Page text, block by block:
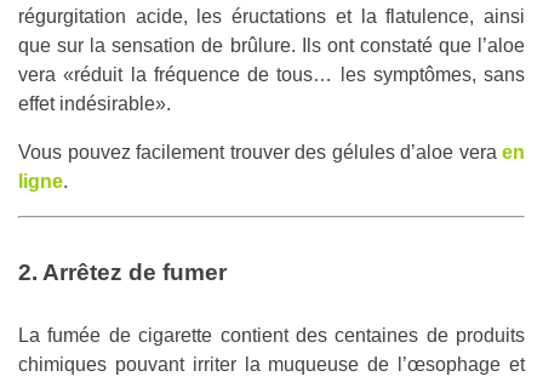
régurgitation acide, les éructations et la flatulence, ainsi
que sur la sensation de brûlure. Ils ont constaté que l’aloe
vera «réduit la fréquence de tous… les symptômes, sans
effet indésirable».
Vous pouvez facilement trouver des gélules d’aloe vera en
ligne.
2. Arrêtez de fumer
La fumée de cigarette contient des centaines de produits
chimiques pouvant irriter la muqueuse de l’œsophage et